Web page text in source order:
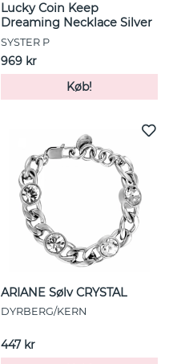
Lucky Coin Keep
Dreaming Necklace Silver
SYSTER P
969 kr
Køb!
ARIANE Sølv CRYSTAL
DYRBERG/KERN
447 kr